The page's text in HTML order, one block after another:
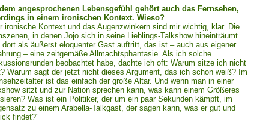
angesprochenen Lebensgefühl gehört auch das Fernsehen,
in einem ironischen Kontext. Wieso?
ironische Kontext und das Augenzwinkern sind mir wichtig, klar. Die
in denen Jojo sich in seine Lieblings-Talkshow hineinträumt
dort als äußerst eloquenter Gast auftritt, das ist – auch aus eigener
– eine zeitgemäße Allmachtsphantasie. Als ich solche
beobachtet habe, dachte ich oft: Warum sitze ich nicht
Warum sagt der jetzt nicht dieses Argument, das ich schon weiß? Im
ist das einfach der große Altar. Und wenn man in einer
sitzt und zur Nation sprechen kann, was kann einem Größeres
Was ist ein Politiker, der um ein paar Sekunden kämpft, im
zu einem Arabella-Talkgast, der sagen kann, was er gut und
findet?"